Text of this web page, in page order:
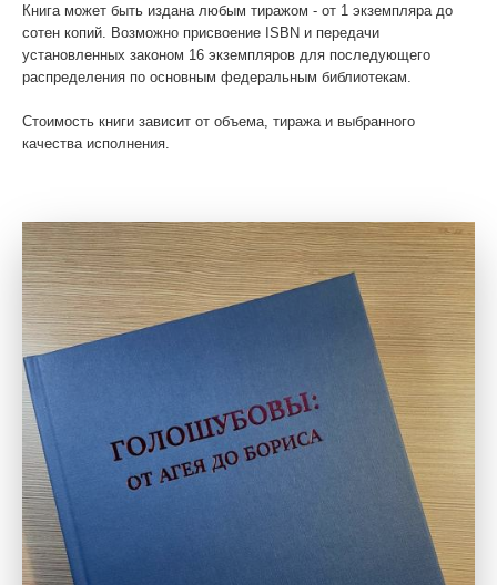
Книга может быть издана любым тиражом - от 1 экземпляра до
сотен копий. Возможно присвоение ISBN и передачи
установленных законом 16 экземпляров для последующего
распределения по основным федеральным библиотекам.
Стоимость книги зависит от объема, тиража и выбранного
качества исполнения.